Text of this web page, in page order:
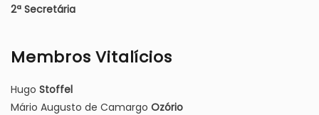
2ª Secretária
Membros Vitalícios
Hugo Stoffel
Mário Augusto de Camargo Ozório